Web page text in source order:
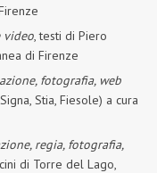
video, testi di Piero
di Firenze
fotografia, web
Stia, Fiesole) a cura
regia, fotografia,
di Torre del Lago,